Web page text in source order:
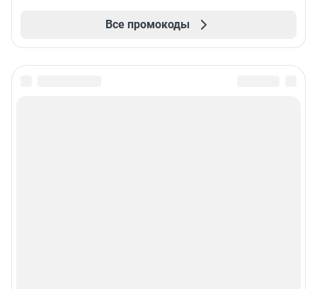
Все промокоды